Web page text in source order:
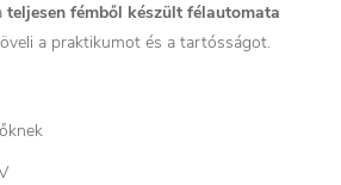
teljesen fémből készült félautomata
a praktikumot és a tartósságot.